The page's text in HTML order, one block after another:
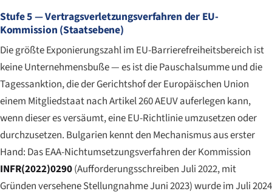
Stufe 5 — Vertragsverletzungsverfahren der EU-
Kommission (Staatsebene)
Die größte Exponierungszahl im EU-Barrierefreiheitsbereich ist
keine Unternehmensbuße — es ist die Pauschalsumme und die
Tagessanktion, die der Gerichtshof der Europäischen Union
einem Mitgliedstaat nach Artikel 260 AEUV auferlegen kann,
wenn dieser es versäumt, eine EU-Richtlinie umzusetzen oder
durchzusetzen. Bulgarien kennt den Mechanismus aus erster
Hand: Das EAA-Nichtumsetzungsverfahren der Kommission
INFR(2022)0290(Aufforderungsschreiben Juli 2022, mit
Gründen versehene Stellungnahme Juni 2023) wurde im Juli 2024